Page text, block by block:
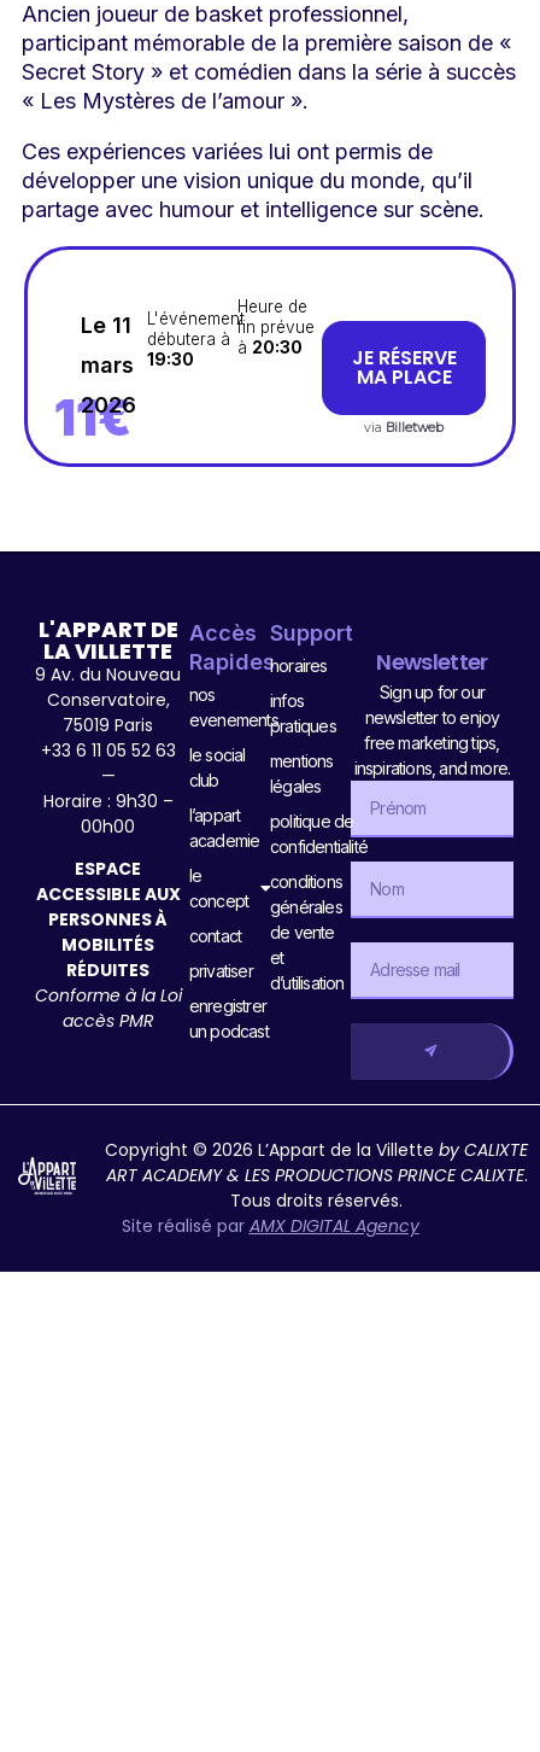
Ancien joueur de basket professionnel,
participant mémorable de la première saison de «
Secret Story » et comédien dans la série à succès
« Les Mystères de l’amour ».
Ces expériences variées lui ont permis de
développer une vision unique du monde, qu’il
partage avec humour et intelligence sur scène.
11€
Le 11
mars
2026
L'événement
débutera à
19:30
Heure de
fin prévue
à 20:30 JE RÉSERVE
MA PLACE
via Billetweb
L'APPART DE
LA VILLETTE
9 Av. du Nouveau
Conservatoire,
75019 Paris
+33 6 11 05 52 63
—
Horaire : 9h30 –
00h00
ESPACE
ACCESSIBLE AUX
PERSONNES À
MOBILITÉS
RÉDUITES
Conforme à la Loi
accès PMR
Accès
Rapides
nos
evenements
le social
club
l’appart
academie
le
concept
contact
privatiser
enregistrer
un podcast
Support
horaires
infos
pratiques
mentions
légales
politique de
confidentialité
conditions
générales
de vente
et
d’utilisation
Newsletter
Sign up for our
newsletter to enjoy
free marketing tips,
inspirations, and more.
Copyright © 2026 L’Appart de la Villetteby CALIXTE
ART ACADEMY & LES PRODUCTIONS PRINCE CALIXTE.
Tous droits réservés.
Site réalisé par AMX DIGITAL Agency